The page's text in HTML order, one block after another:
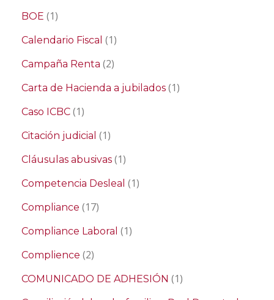
BOE (1)
Calendario Fiscal (1)
Campaña Renta (2)
Carta de Hacienda a jubilados (1)
Caso ICBC (1)
Citación judicial (1)
Cláusulas abusivas (1)
Competencia Desleal (1)
Compliance (17)
Compliance Laboral (1)
Complience (2)
COMUNICADO DE ADHESIÓN (1)